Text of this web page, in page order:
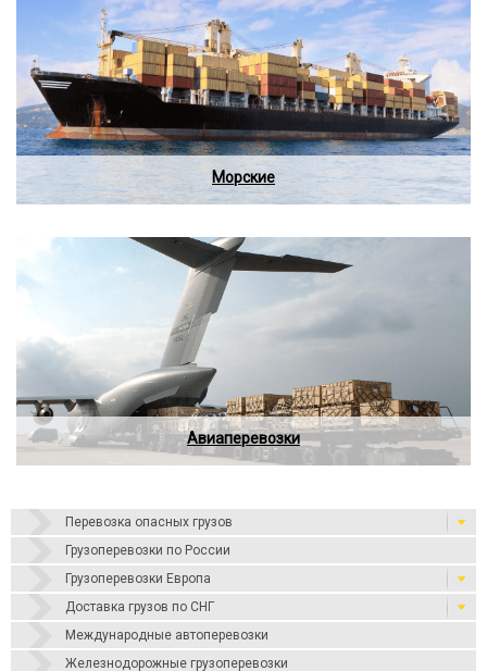
Перевозка опасных грузов
Грузоперевозки по России
Грузоперевозки Европа
Доставка грузов по СНГ
Международные автоперевозки
Железнодорожные грузоперевозки
Морские
Авиаперевозки